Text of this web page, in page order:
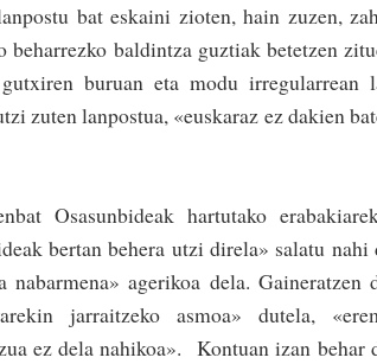
bat eskaini zioten, hain zuzen,
baldintza guztiak betetzen
buruan eta modu irregularrean
zuten lanpostua, «euskaraz ez dakien
Osasunbideak hartutako
bertan behera utzi direla» salatu nahi
agerikoa dela. Gaineratzen
jarraitzeko asmoa» dutela,
ez dela nahikoa». Kontuan izan behar